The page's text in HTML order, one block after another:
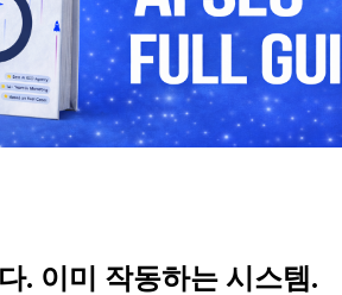
. 이미 작동하는 시스템.